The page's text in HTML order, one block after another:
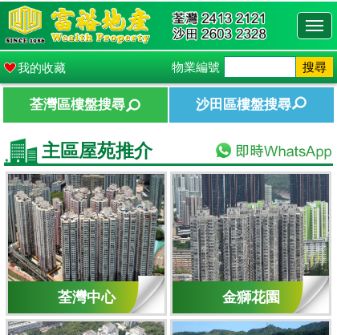
我的收藏 物業編號 搜尋
荃灣區樓盤搜尋 沙田區樓盤搜尋
主區屋苑推介
荃灣中心 金獅花園